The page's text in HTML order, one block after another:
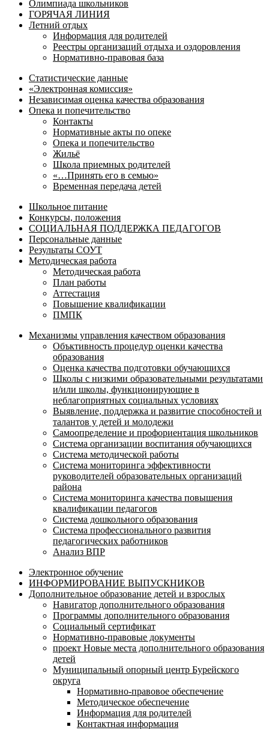
Олимпиада школьников
ГОРЯЧАЯ ЛИНИЯ
Летний отдых
Информация для родителей
Реестры организаций отдыха и оздоровления
Нормативно-правовая база
Статистические данные
«Электронная комиссия»
Независимая оценка качества образования
Опека и попечительство
Контакты
Нормативные акты по опеке
Опека и попечительство
Жильё
Школа приемных родителей
«…Принять его в семью»
Временная передача детей
Школьное питание
Конкурсы, положения
СОЦИАЛЬНАЯ ПОДДЕРЖКА ПЕДАГОГОВ
Персональные данные
Результаты СОУТ
Методическая работа
Методическая работа
План работы
Аттестация
Повышение квалификации
ПМПК
Механизмы управления качеством образования
Объктивность процедур оценки качества
образования
Оценка качества подготовки обучающихся
Школы с низкими образовательными результатами
и/или школы, функционирующие в
неблагоприятных социальных условиях
Выявление, поддержка и развитие способностей и
талантов у детей и молодежи
Самоопределение и профориентация школьников
Система организации воспитания обучающихся
Система методической работы
Система мониторинга эффективности
руководителей образовательных организаций
района
Система мониторинга качества повышения
квалификации педагогов
Система дошкольного образования
Система профессионального развития
педагогических работников
Анализ ВПР
Электронное обучение
ИНФОРМИРОВАНИЕ ВЫПУСКНИКОВ
Дополнительное образование детей и взрослых
Навигатор дополнительного образования
Программы дополнительного образования
Социальный сертификат
Нормативно-правовые документы
проект Новые места дополнительного образования
детей
Муниципальный опорный центр Бурейского
округа
Нормативно-правовое обеспечение
Методическое обеспечение
Информация для родителей
Контактная информация